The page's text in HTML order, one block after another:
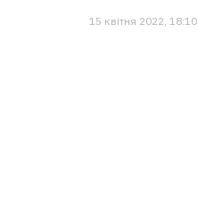
15 квітня 2022, 18:10